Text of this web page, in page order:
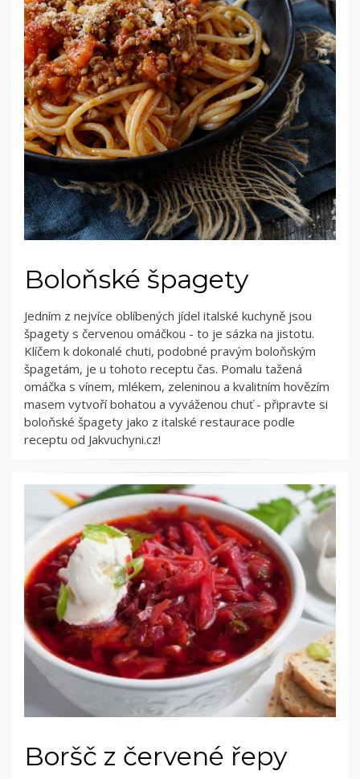
Boloňské špagety
Jedním z nejvíce oblíbených jídel italské kuchyně jsou
špagety s červenou omáčkou - to je sázka na jistotu.
Klíčem k dokonalé chuti, podobné pravým boloňským
špagetám, je u tohoto receptu čas. Pomalu tažená
omáčka s vínem, mlékem, zeleninou a kvalitním hovězím
masem vytvoří bohatou a vyváženou chuť - připravte si
boloňské špagety jako z italské restaurace podle
receptu od Jakvuchyni.cz!
Boršč z červené řepy